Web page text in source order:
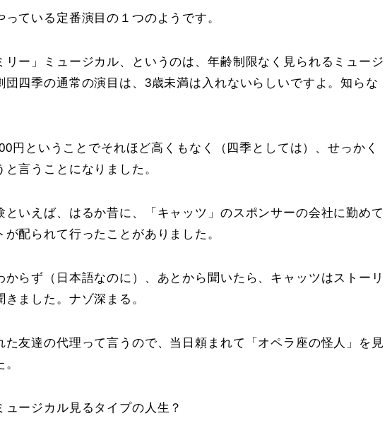
ている定番演目の１つのようです。
リー」ミュージカル、というのは、年齢制限なく見られるミュージ
団四季の通常の演目は、3歳未満は入れないらしいですよ。知らな
円ということでそれほど高くもなく（四季としては）、せっかく
言うことになりました。
といえば、はるか昔に、「キャッツ」のスポンサーの会社に勤めて
配られて行ったことがありました。
からず（日本語なのに）、あとから聞いたら、キャッツはストーリ
ました。ナゾ深まる。
た友達の代理って言うので、当日頼まれて「オペラ座の怪人」を見
ージカル見るタイプの人生？